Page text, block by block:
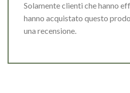
Solamente clienti che hanno
hanno acquistato questo
una recensione.